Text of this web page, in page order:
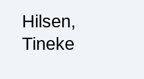
Hilsen,
Tineke